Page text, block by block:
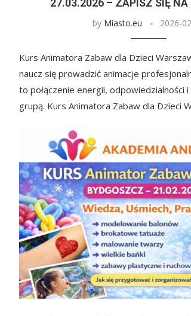
27.03.2026 – ZAPISZ SIĘ NA
by Miasto.eu 2026-
Kurs Animatora Zabaw dla Dzieci
naucz się prowadzić animacje
to połączenie energii, odpowiedzialności
grupą. Kurs Animatora Zabaw dla Dzieci